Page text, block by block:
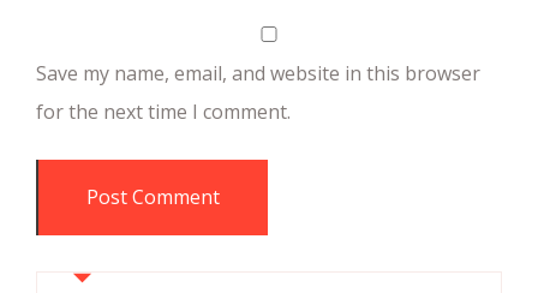
Save my name, email, and website in this browser
for the next time I comment.